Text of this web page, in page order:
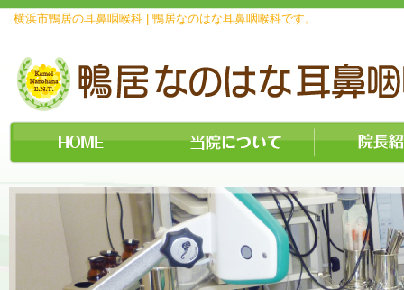
横浜市鴨居の耳鼻咽喉科 | 鴨居なのはな耳鼻咽喉科です。